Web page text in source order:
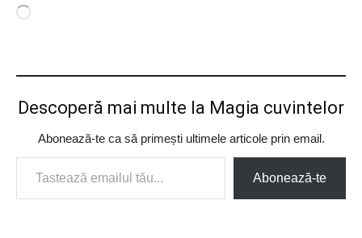
Încarc...
Descoperă mai multe la Magia cuvintelor
Abonează-te ca să primești ultimele articole prin email.
Tastează emailul tău...
Abonează-te